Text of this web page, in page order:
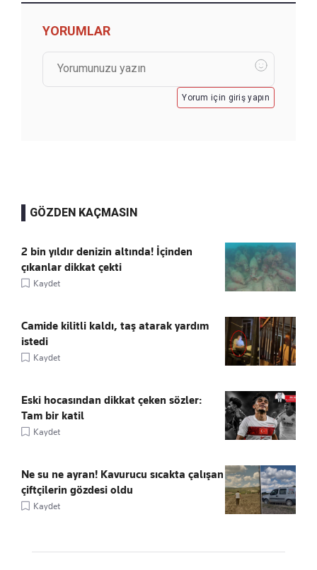
YORUMLAR
Yorum için giriş yapın
GÖZDEN KAÇMASIN
2 bin yıldır denizin altında! İçinden
çıkanlar dikkat çekti
Kaydet
Camide kilitli kaldı, taş atarak yardım
istedi
Kaydet
Eski hocasından dikkat çeken sözler:
Tam bir katil
Kaydet
Ne su ne ayran! Kavurucu sıcakta çalışan
çiftçilerin gözdesi oldu
Kaydet